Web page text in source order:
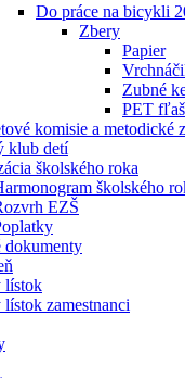
Do práce na bicykli
Zbery
Papier
Zubné
PET
komisie a metodické
klub detí
školského roka
školského
EZŠ
dokumenty
lístok
lístok zamestnanci